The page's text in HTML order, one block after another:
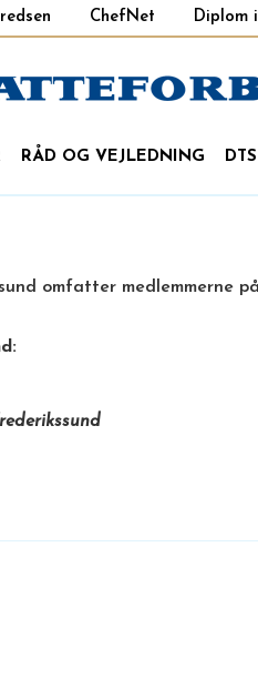
ChefNet Diplom
RÅD OG VEJLEDNING
omfatter medlemmerne